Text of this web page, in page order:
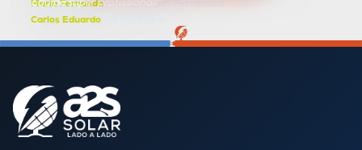
Maria Fernanda— Proprietária Residencial
Equipe super profissional!"
Carlos Eduardo— Empresário